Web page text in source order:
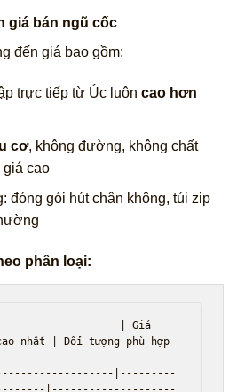
giá bán ngũ cốc
đến giá bao gồm:
trực tiếp từ Úc luôn cao hơn
cơ, không đường, không chất
giá cao
đóng gói hút chân không, túi zip
phân loại:
| Giá
nhất | Đối tượng phù hợp
|---------